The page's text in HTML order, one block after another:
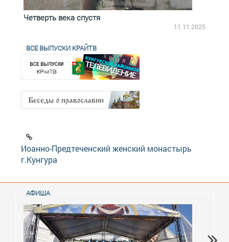
Четверть века спустя
11.11.2025
ВСЕ ВЫПУСКИ КРАЙТВ
Иоанно-Предтеченский женский монастырь
г.Кунгура
АФИША